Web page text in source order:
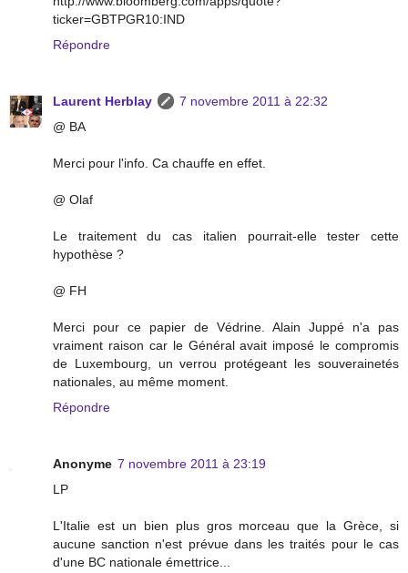
ticker=GBTPGR10:IND
Répondre
Laurent Herblay
7 novembre 2011 à 22:32
@ BA
Merci pour l'info. Ca chauffe en effet.
@ Olaf
Le traitement du cas italien pourrait-elle tester cette
hypothèse ?
@ FH
Merci pour ce papier de Védrine. Alain Juppé n'a pas
vraiment raison car le Général avait imposé le compromis
de Luxembourg, un verrou protégeant les souverainetés
nationales, au même moment.
Répondre
Anonyme 7 novembre 2011 à 23:19
LP
L'Italie est un bien plus gros morceau que la Grèce, si
aucune sanction n'est prévue dans les traités pour le cas
d'une BC nationale émettrice...